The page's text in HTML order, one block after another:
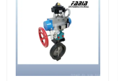
Vanne papillon
Robinet à tournant